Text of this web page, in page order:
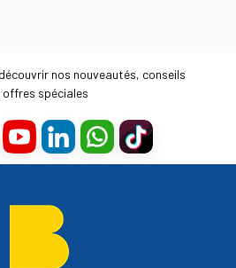
nos nouveautés, conseils
offres spéciales